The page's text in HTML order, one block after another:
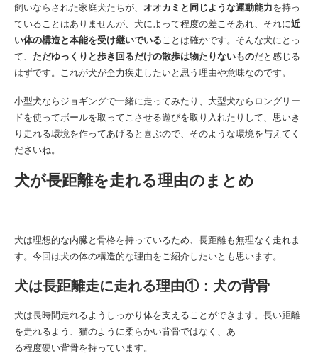
飼いならされた家庭犬たちが、 オオカミと同じような運動能力を持っ
ていることはありませんが、犬によって程度の差こそあれ、それに近
い体の構造と本能を受け継いでいることは確かです。そんな犬にとっ
て、 ただゆっくりと歩き回るだけの散歩は物たりないものだと感じる
はずです。これが犬が全力疾走したいと思う理由や意味なのです。
小型犬ならジョギングで一緒に走ってみたり、大型犬ならロングリー
ドを使ってボールを取ってこさせる遊びを取り入れたりして、思いき
り走れる環境を作ってあげると喜ぶので、そのような環境を与えてく
ださいね。
犬が長距離を走れる理由のまとめ
犬は理想的な内臓と骨格を持っているため、長距離も無理なく走れま
す。今回は犬の体の構造的な理由をご紹介したいとも思います。
犬は長距離走に走れる理由①：犬の背骨
犬は長時間走れるようしっかり体を支えることができます。長い距離
を走れるよう、猫のように柔らかい背骨ではなく、あ
る程度硬い背骨を持っています。